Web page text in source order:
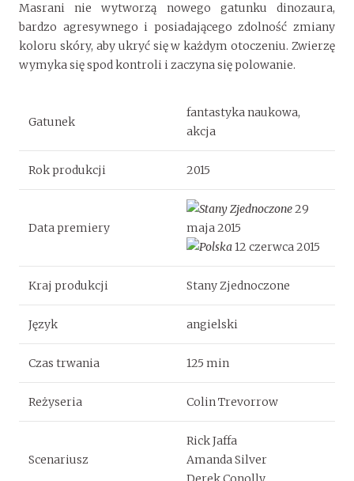
Masrani nie wytworzą nowego gatunku dinozaura,
bardzo agresywnego i posiadającego zdolność zmiany
koloru skóry, aby ukryć się w każdym otoczeniu. Zwierzę
wymyka się spod kontroli i zaczyna się polowanie.
Gatunek
fantastyka naukowa,
akcja
Rok produkcji 2015
Data premiery
29
maja 2015
12 czerwca 2015
Kraj produkcji Stany Zjednoczone
Język angielski
Czas trwania 125 min
Reżyseria Colin Trevorrow
Scenariusz
Rick Jaffa
Amanda Silver